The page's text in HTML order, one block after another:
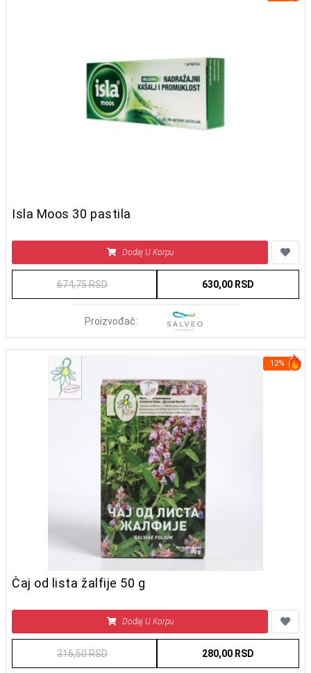
Isla Moos 30 pastila
Dodaj U Korpu
674,75 RSD 630,00 RSD
Proizvođač:
12%
Čaj od lista žalfije 50 g
Dodaj U Korpu
316,50 RSD 280,00 RSD